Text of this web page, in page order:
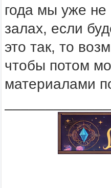
года мы уже не
залах, если
это так, то
чтобы потом
материалами